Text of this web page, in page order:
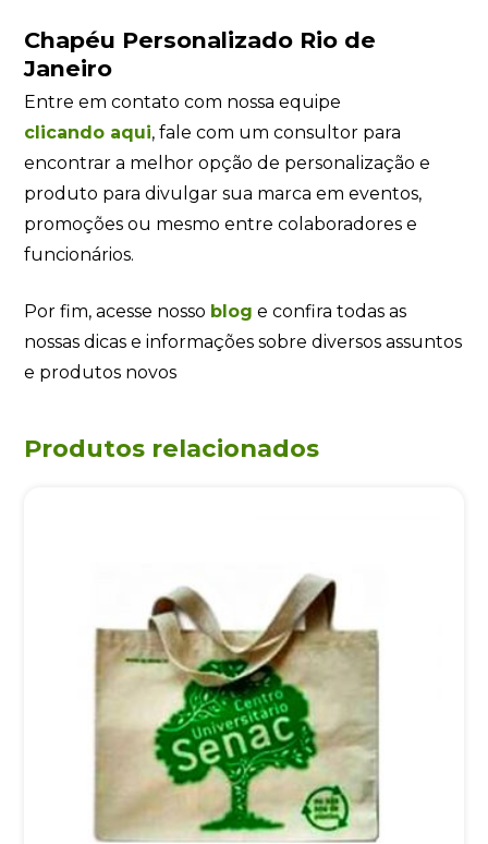
Chapéu Personalizado Rio de
Janeiro
Entre em contato com nossa equipe
clicando aqui, fale com um consultor para
encontrar a melhor opção de personalização e
produto para divulgar sua marca em eventos,
promoções ou mesmo entre colaboradores e
funcionários.
Por fim, acesse nosso blog e confira todas as
nossas dicas e informações sobre diversos assuntos
e produtos novos
Produtos relacionados